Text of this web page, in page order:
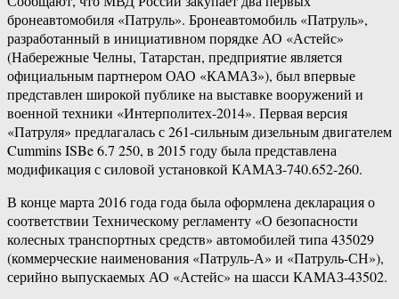
бронеавтомобиля «Патруль». Бронеавтомобиль «Патруль»,
разработанный в инициативном порядке АО «Астейс»
(Набережные Челны, Татарстан, предприятие является
официальным партнером ОАО «КАМАЗ»), был впервые
представлен широкой публике на выставке вооружений и
военной техники «Интерполитех-2014». Первая версия
«Патруля» предлагалась с 261-сильным дизельным двигателем
Cummins ISBe 6.7 250, в 2015 году была представлена
модификация с силовой установкой КАМАЗ-740.652-260.
В конце марта 2016 года года была оформлена декларация о
соответствии Техническому регламенту «О безопасности
колесных транспортных средств» автомобилей типа 435029
(коммерческие наименования «Патруль-А» и «Патруль-СН»),
серийно выпускаемых АО «Астейс» на шасси КАМАЗ-43502.